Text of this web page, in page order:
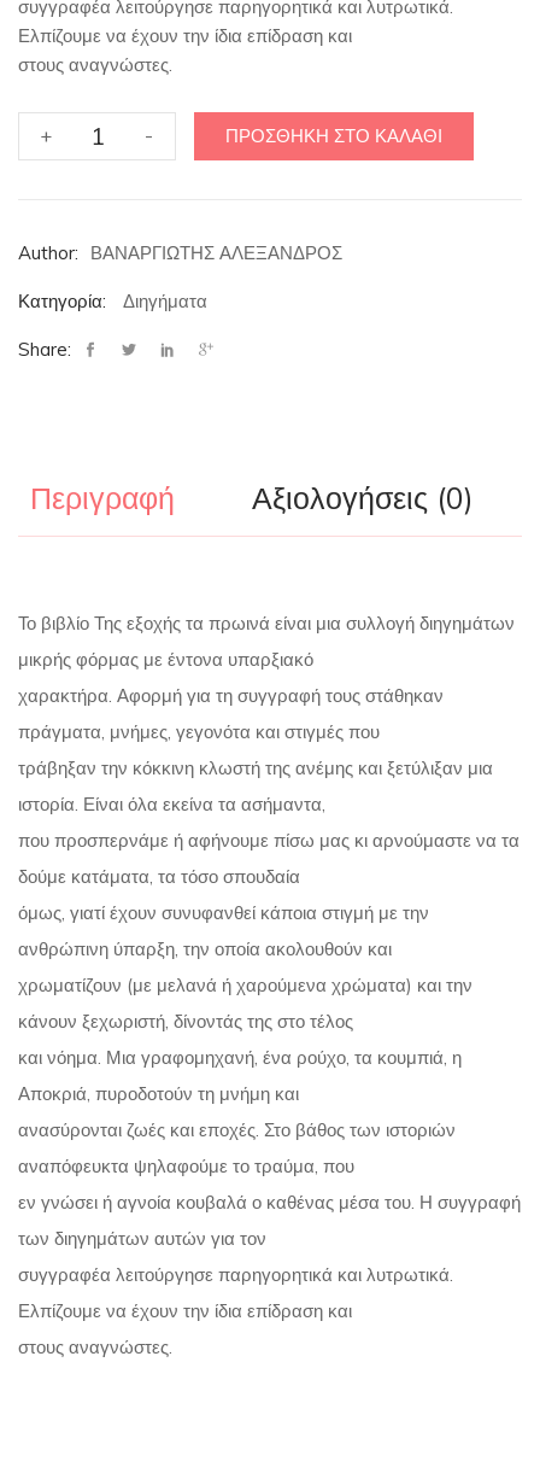
συγγραφέα λειτούργησε παρηγορητικά και λυτρωτικά.
Ελπίζουμε να έχουν την ίδια επίδραση και
στους αναγνώστες.
+
Της
εξοχής
ποσότητα
- ΠΡΟΣΘΉΚΗ ΣΤΟ ΚΑΛΆΘΙ
Author: ΒΑΝΑΡΓΙΩΤΗΣ ΑΛΕΞΑΝΔΡΟΣ
Κατηγορία: Διηγήματα
Share:
Περιγραφή Αξιολογήσεις (0)
Το βιβλίο Της εξοχής τα πρωινά είναι μια συλλογή διηγημάτων
μικρής φόρμας με έντονα υπαρξιακό
χαρακτήρα. Αφορμή για τη συγγραφή τους στάθηκαν
πράγματα, μνήμες, γεγονότα και στιγμές που
τράβηξαν την κόκκινη κλωστή της ανέμης και ξετύλιξαν μια
ιστορία. Είναι όλα εκείνα τα ασήμαντα,
που προσπερνάμε ή αφήνουμε πίσω μας κι αρνούμαστε να τα
δούμε κατάματα, τα τόσο σπουδαία
όμως, γιατί έχουν συνυφανθεί κάποια στιγμή με την
ανθρώπινη ύπαρξη, την οποία ακολουθούν και
χρωματίζουν (με μελανά ή χαρούμενα χρώματα) και την
κάνουν ξεχωριστή, δίνοντάς της στο τέλος
και νόημα. Μια γραφομηχανή, ένα ρούχο, τα κουμπιά, η
Αποκριά, πυροδοτούν τη μνήμη και
ανασύρονται ζωές και εποχές. Στο βάθος των ιστοριών
αναπόφευκτα ψηλαφούμε το τραύμα, που
εν γνώσει ή αγνοία κουβαλά ο καθένας μέσα του. Η συγγραφή
των διηγημάτων αυτών για τον
συγγραφέα λειτούργησε παρηγορητικά και λυτρωτικά.
Ελπίζουμε να έχουν την ίδια επίδραση και
στους αναγνώστες.